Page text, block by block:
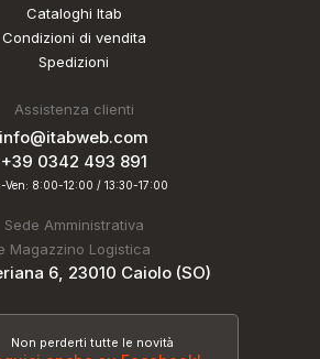
Cataloghi Itab
Condizioni di vendita
Spedizioni
Assistenza clienti
info@itabweb.com
+39 0342 493 891
Ven: 8:00-12:00 / 13:30-17:00
Sede Amministrativa
Magazzino Logistica
6, 23010 Caiolo (SO)
Non perderti tutte le novità